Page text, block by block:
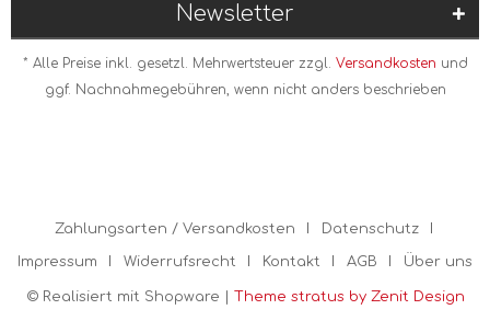
Newsletter
* Alle Preise inkl. gesetzl. Mehrwertsteuer zzgl. Versandkosten und
ggf. Nachnahmegebühren, wenn nicht anders beschrieben
Zahlungsarten / Versandkosten Datenschutz
Impressum Widerrufsrecht Kontakt AGB Über uns
© Realisiert mit Shopware | Theme stratus by Zenit Design